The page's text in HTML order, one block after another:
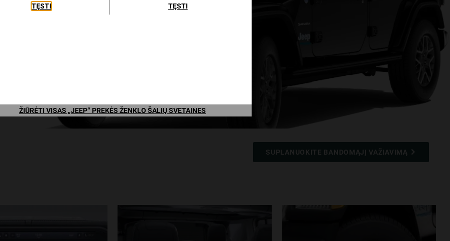
TĘSTI
TĘSTI
ŽIŪRĖTI VISAS „JEEP“ PREKĖS ŽENKLO ŠALIŲ SVETAINES
SUPLANUOKITE BANDOMĄJĮ VAŽIAVIMĄ